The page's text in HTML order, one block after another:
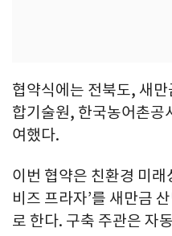
협약식에는 전북도, 새
합기술원, 한국농어촌공
여했다.
이번 협약은 친환경 미래
비즈 프라자’를 새만금
로 한다. 구축 주관은 자